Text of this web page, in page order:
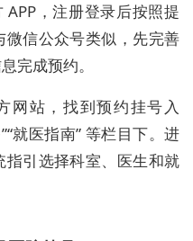
，注册登录后按照提
信公众号类似，先完善
完成预约。
网站，找到预约挂号入
就医指南” 等栏目下。进
引选择科室、医生和就